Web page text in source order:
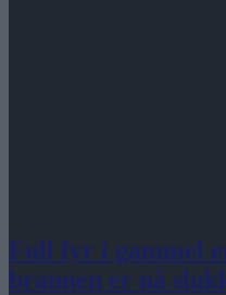
Full fyr i gammel
brannen er nå